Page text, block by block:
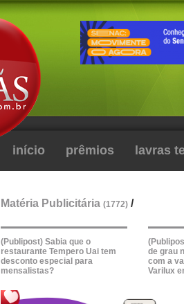
início prêmios lavras
Matéria Publicitária (1772) /
(Publipost) Sabia que o
restaurante Tempero Uai tem
desconto especial para
mensalistas?
de grau
com a
Varilux